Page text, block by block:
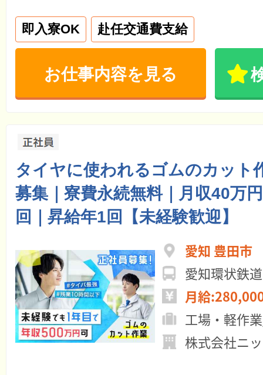
即入寮OK 赴任交通費支給
お仕事内容を見る
タイヤに使われるゴムのカット
募集｜寮費永続無料｜月収40万
回｜昇給年1回【未経験歓迎】
愛知 豊田市
愛知環状鉄
月給
工場・軽作
株式会社ニ